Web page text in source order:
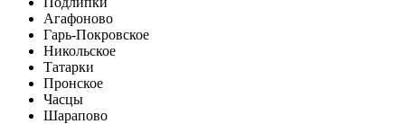
Агафоново
Гарь-Покровское
Никольское
Татарки
Пронское
Часцы
Шарапово